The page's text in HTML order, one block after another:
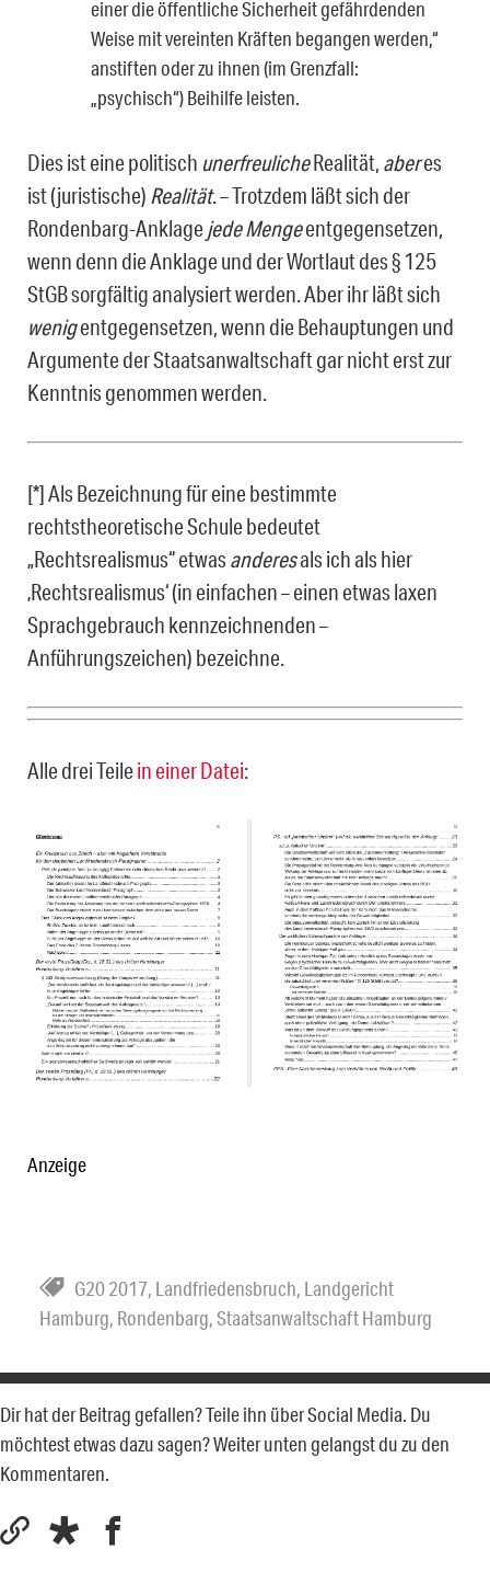
einer die öffentliche Sicherheit gefährdenden
Weise mit vereinten Kräften begangen werden,“
anstiften oder zu ihnen (im Grenzfall:
„psychisch“) Beihilfe leisten.
Dies ist eine politisch unerfreulicheRealität, aberes
ist (juristische) Realität. – Trotzdem läßt sich der
Rondenbarg-Anklagejede Mengeentgegensetzen,
wenn denn die Anklage und der Wortlaut des § 125
StGB sorgfältig analysiert werden. Aber ihr läßt sich
wenigentgegensetzen, wenn die Behauptungen und
Argumente der Staatsanwaltschaft gar nicht erst zur
Kenntnis genommen werden.
[*] Als Bezeichnung für eine bestimmte
rechtstheoretische Schule bedeutet
„Rechtsrealismus“ etwasan­deresals ich als hier
‚Rechtsrealismus‘ (in einfachen – einen etwas laxen
Sprachgebrauch kennzeichnen­den –
Anführungszeichen) bezeichne.
Alle drei Teilein einer Datei:
Anzeige
G20 2017, Landfriedensbruch, Landgericht
Hamburg, Rondenbarg,Staatsanwaltschaft Hamburg
Dir hat der Beitrag gefallen? Teile ihn über Social Media. Du
möchtest etwas dazu sagen? Weiter unten gelangst du zu den
Kommentaren.